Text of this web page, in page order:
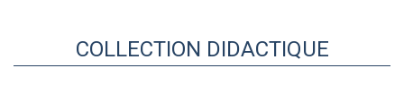
COLLECTION DIDACTIQUE